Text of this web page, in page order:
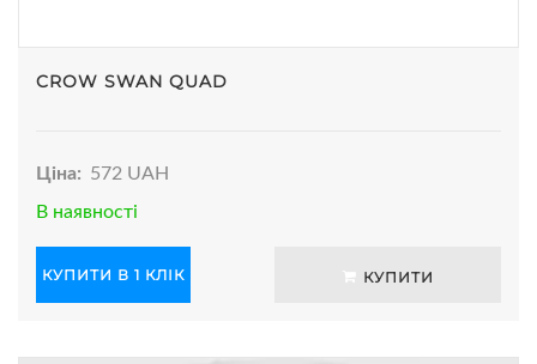
CROW SWAN QUAD
Ціна: 572 UAH
В наявності
КУПИТИ В 1 КЛІК КУПИТИ